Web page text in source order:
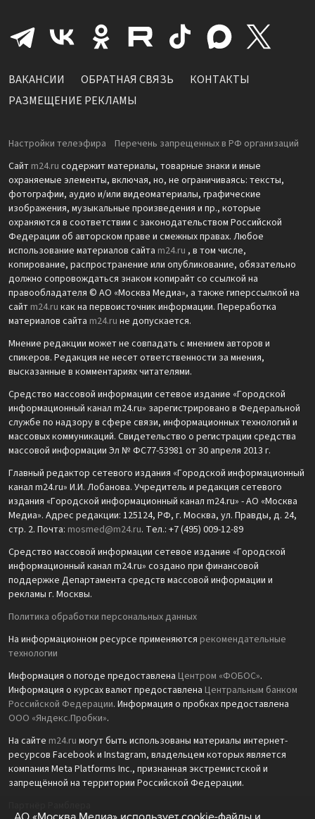
ВАКАНСИИ ОБРАТНАЯ СВЯЗЬ
КОНТАКТЫ
РАЗМЕЩЕНИЕ РЕКЛАМЫ
Настройки телеэфира
Перечень запрещенных в РФ организаций
Сайт m24.ru содержит материалы, товарные знаки и иные
охраняемые элементы, включая, но, не ограничиваясь: тексты,
фотографии, аудио и/или видеоматериалы, графические
изображения, музыкальные произведения и пр., которые
охраняются в соответствии с законодательством Российской
Федерации об авторском праве и смежных правах. Любое
использование материалов сайта m24.ru , в том числе,
копирование, распространение или опубликование, обязательно
должно сопровождаться знаком копирайт со ссылкой на
правообладателя © АО «Москва Медиа», а также гиперссылкой на
сайт m24.ru как на первоисточник информации. Переработка
материалов сайта m24.ru не допускается.
Мнение редакции может не совпадать с мнением авторов и
спикеров. Редакция не несет ответственности за мнения,
высказанные в комментариях читателями.
Средство массовой информации сетевое издание «Городской
информационный канал m24.ru» зарегистрировано в Федеральной
службе по надзору в сфере связи, информационных технологий и
массовых коммуникаций. Свидетельство о регистрации средства
массовой информации Эл № ФС77-53981 от 30 апреля 2013 г.
Главный редактор сетевого издания «Городской информационный
канал m24.ru» И.И. Лобанова. Учредитель и редакция сетевого
издания «Городской информационный канал m24.ru» - АО «Москва
Медиа». Адрес редакции: 125124, РФ, г. Москва, ул. Правды, д. 24,
стр. 2. Почта: mosmed@m24.ru. Тел.: +7 (495) 009-12-89
Средство массовой информации сетевое издание «Городской
информационный канал m24.ru» создано при финансовой
поддержке Департамента средств массовой информации и
рекламы г. Москвы.
Политика обработки персональных данных
На информационном ресурсе применяются рекомендательные
технологии
Информация о погоде предоставлена Центром «ФОБОС».
Информация о курсах валют предоставлена Центральным банком
Российской Федерации. Информация о пробках предоставлена
ООО «Яндекс.Пробки».
На сайте m24.ru могут быть использованы материалы интернет-
ресурсов Facebook и Instagram, владельцем которых является
компания Meta Platforms Inc., признанная экстремистской и
запрещённой на территории Российской Федерации.